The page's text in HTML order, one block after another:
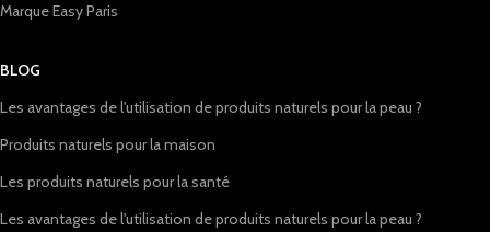
Marque Easy Paris
BLOG
Les avantages de l'utilisation de produits naturels pour la peau ?
Produits naturels pour la maison
Les produits naturels pour la santé
Les avantages de l'utilisation de produits naturels pour la peau ?